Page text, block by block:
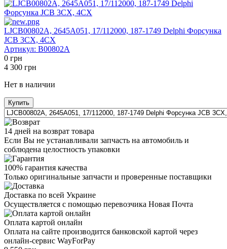
LJCB00802A, 2645A051, 17/112000, 187-1749 Delphi Форсунка
JCB 3CX, 4CX
Артикул: B00802A
0 грн
4 300 грн
Нет в наличии
Купить
14 дней на возврат товара
Если Вы не устанавливали запчасть на автомобиль и
соблюдена целостность упаковки
100% гарантия качества
Только оригинальные запчасти и проверенные поставщики
Доставка по всей Украине
Осуществляется с помощью перевозчика Новая Почта
Оплата картой онлайн
Оплата на сайте производится банковской картой через
онлайн-сервис WayForPay